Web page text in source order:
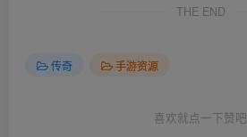
THE END
传奇 手游资源
喜欢就点一下赞吧